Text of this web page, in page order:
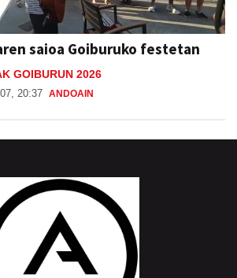
saioa Goiburuko festetan
GOIBURUN 2026
20:37 ANDOAIN